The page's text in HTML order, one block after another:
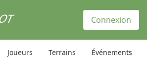
Connexion
Joueurs Terrains Événements
cookies